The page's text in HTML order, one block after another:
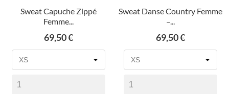
Sweat Capuche Zippé
Femme...
Prix
69,50 €
Sweat Danse Country Femme
–...
Prix
69,50 €